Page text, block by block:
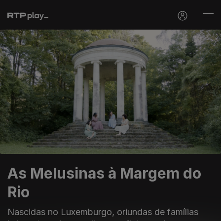
As Melusinas à Margem do
Rio
Nascidas no Luxemburgo, oriundas de famílias